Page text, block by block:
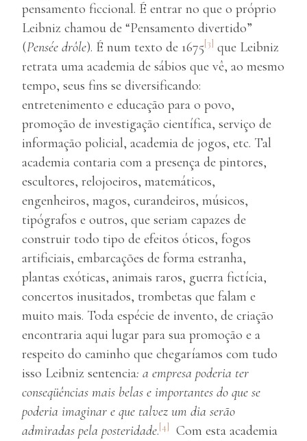
pensamento ficcional. É entrar no que o próprio
Leibniz chamou de “Pensamento divertido”
(Pensée drôle). É num texto de 1675[3] que Leibniz
retrata uma academia de sábios que vê, ao mesmo
tempo, seus fins se diversificando:
entretenimento e educação para o povo,
promoção de investigação científica, serviço de
informação policial, academia de jogos, etc. Tal
academia contaria com a presença de pintores,
escultores, relojoeiros, matemáticos,
engenheiros, magos, curandeiros, músicos,
tipógrafos e outros, que seriam capazes de
construir todo tipo de efeitos óticos, fogos
artificiais, embarcações de forma estranha,
plantas exóticas, animais raros, guerra fictícia,
concertos inusitados, trombetas que falam e
muito mais. Toda espécie de invento, de criação
encontraria aqui lugar para sua promoção e a
respeito do caminho que chegaríamos com tudo
isso Leibniz sentencia: a empresa poderia ter
conseqüências mais belas e importantes do que se
poderia imaginar e que talvez um dia serão
admiradas pela posteridade.[4]
Com esta academia